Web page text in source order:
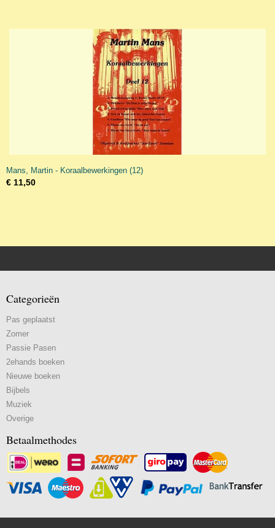
Mans, Martin - Koraalbewerkingen (12)
€ 11,50
Categorieën
Pas geplaatst
Zomer
Passie Pasen
2ehands boeken
Nieuwe boeken
Bijbels
Muziek
Overige
Betaalmethodes